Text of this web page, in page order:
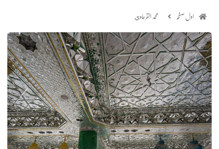
اول صفحہ محمد القرعاوي